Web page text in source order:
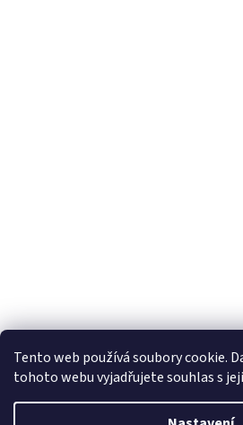
Tento web používá soubory cookie.
tohoto webu vyjadřujete souhlas s